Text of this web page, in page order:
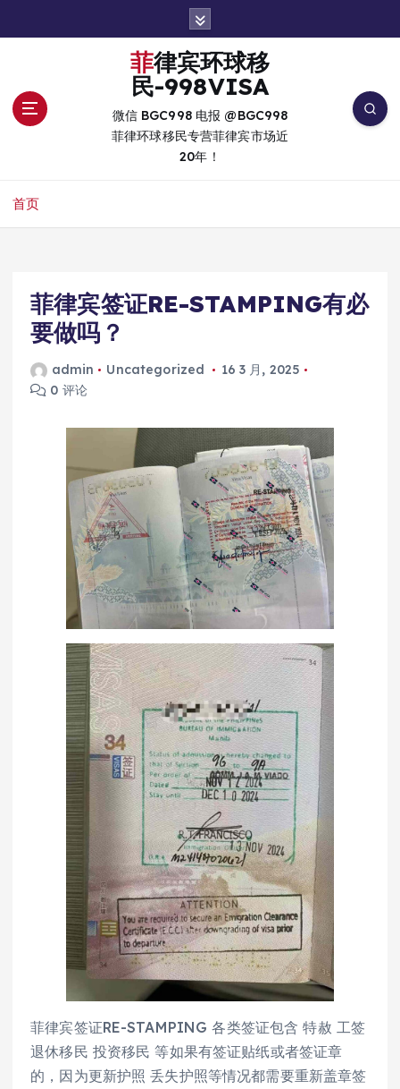
菲律宾环球移
民-998VISA
微信 BGC998 电报 @BGC998
菲律环球移民专营菲律宾市场近
20年！
首页
菲律宾签证RE-STAMPING有必
要做吗？
admin Uncategorized
16 3 月, 2025
0 评论
菲律宾签证RE-STAMPING 各类签证包含 特赦 工签
退休移民 投资移民 等如果有签证贴纸或者签证章
的，因为更新护照 丢失护照等情况都需要重新盖章签